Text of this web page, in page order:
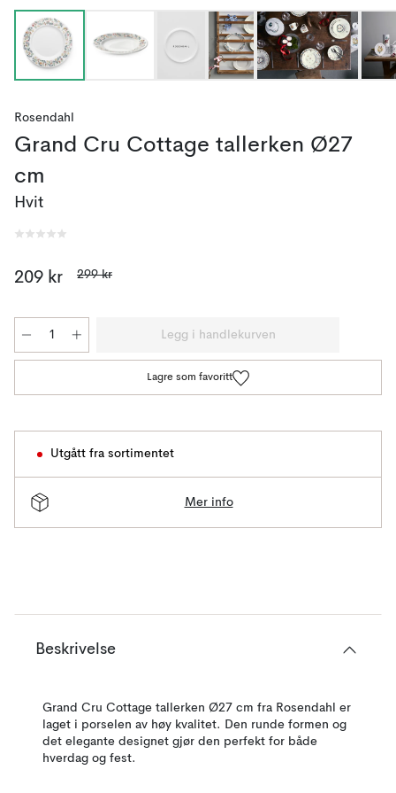
Rosendahl
Grand Cru Cottage tallerken Ø27
cm
Hvit
209 kr 299 kr
Legg i handlekurven
Lagre som favoritt
Utgått fra sortimentet
Mer info
Beskrivelse
Grand Cru Cottage tallerken Ø27 cm fra Rosendahl er
laget i porselen av høy kvalitet. Den runde formen og
det elegante designet gjør den perfekt for både
hverdag og fest.